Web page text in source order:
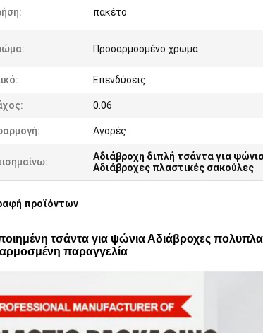
πακέτο
Προσαρμοσμένο χρώμα
Επενδύσεις
0.06
Αγορές
Αδιάβροχη διπλή τσάντα για
Αδιάβροχες πλαστικές σακούλες
προϊόντων
τσάντα για ψώνια Αδιάβροχες
παραγγελία